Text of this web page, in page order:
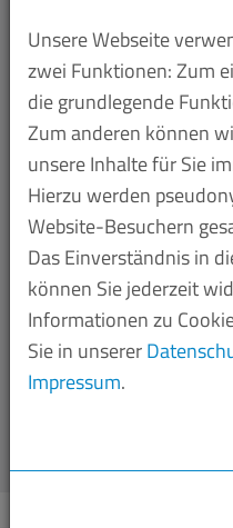
06. bis 09. Juli 2023
aufstrebende Talente
Jazz nach Saarbrücken.
Zum Auftakt am 06. Juli
Hochschule für Musik
französischen
Locations der
treffen im Deutsch-
Größen auf die
europäischen Jazzszene.
Informationen und das
Internetseite des Jazz
Unsere Webseite
zwei Funktionen: Zum
die grundlegende
Zum anderen können
unsere Inhalte für Sie
Hierzu werden
Website-Besuchern
Das Einverständnis in
können Sie jederzeit
Informationen zu
Sie in unserer
Impressum.